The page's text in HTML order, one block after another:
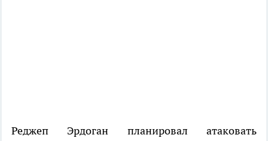
Реджеп Эрдоган планировал атаковать